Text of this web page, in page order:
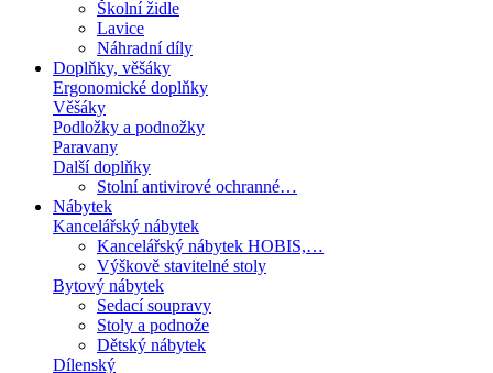
Školní židle
Lavice
Náhradní díly
Doplňky, věšáky
Ergonomické doplňky
Věšáky
Podložky a podnožky
Paravany
Další doplňky
Stolní antivirové ochranné…
Nábytek
Kancelářský nábytek
Kancelářský nábytek HOBIS,…
Výškově stavitelné stoly
Bytový nábytek
Sedací soupravy
Stoly a podnože
Dětský nábytek
Dílenský